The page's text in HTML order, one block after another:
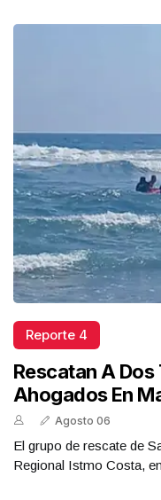
Reporte 4
Rescatan A
Ahogados En
Agosto 06
El grupo de rescate de
Regional Istmo Costa,